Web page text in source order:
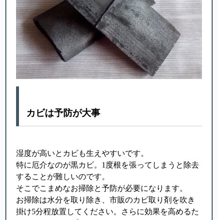
カビは予防が大事
湿度が高いとカビも生えやすいです。
特に厄介なのが黒カビ。1度根を張ってしまうと除去
することが難しいのです。
そこでこまめなお掃除と予防が必要になります。
お掃除は水分を取り除き、市販のカビ取り剤を吹き
掛け5分程放置してください。さらに効果を高めるた